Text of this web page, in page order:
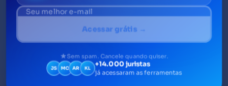
Em qualquer atividade, perder tempo é
prejudicial. Porém, encontrar maneiras de
aproveitar o tempo e, assim, aumentar a
produtividade pode ser um tanto desafiador.
Na advocacia, isso não é diferente. Uma das
tarefas que mais consomem tempo é o
Acessar grátis →
Sem spam. Cancele quando quiser.
JS MC AR KL +14.000 juristas
já acessaram as ferramentas